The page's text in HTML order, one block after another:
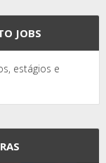
JOBS
estágios e